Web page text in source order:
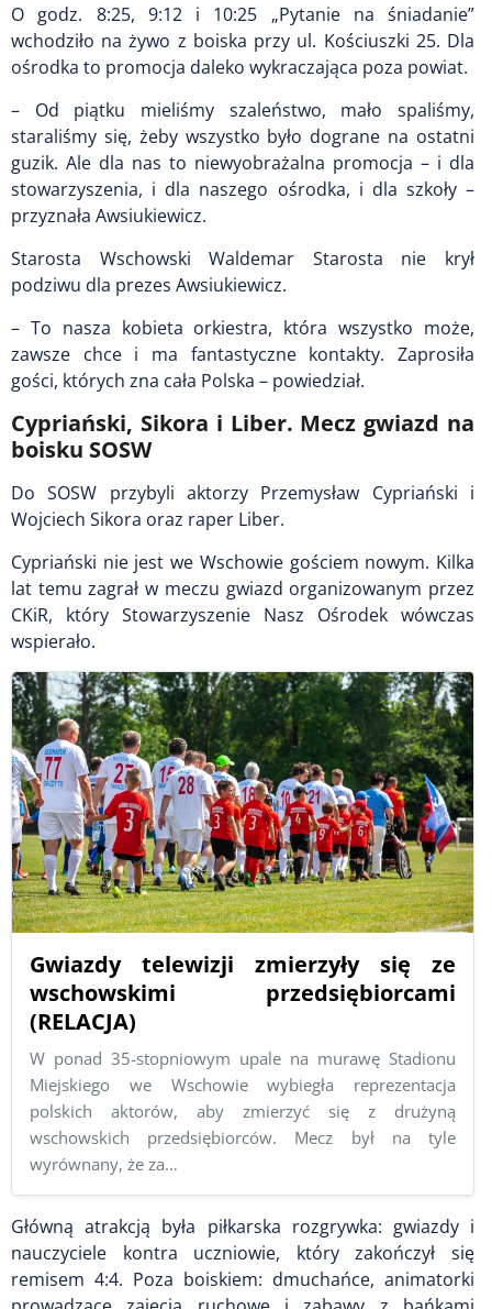
O godz. 8:25, 9:12 i 10:25 „Pytanie na śniadanie”
wchodziło na żywo z boiska przy ul. Kościuszki 25. Dla
ośrodka to promocja daleko wykraczająca poza powiat.
– Od piątku mieliśmy szaleństwo, mało spaliśmy,
staraliśmy się, żeby wszystko było dograne na ostatni
guzik. Ale dla nas to niewyobrażalna promocja – i dla
stowarzyszenia, i dla naszego ośrodka, i dla szkoły –
przyznała Awsiukiewicz.
Starosta Wschowski Waldemar Starosta nie krył
podziwu dla prezes Awsiukiewicz.
– To nasza kobieta orkiestra, która wszystko może,
zawsze chce i ma fantastyczne kontakty. Zaprosiła
gości, których zna cała Polska – powiedział.
Cypriański, Sikora i Liber. Mecz gwiazd na
boisku SOSW
Do SOSW przybyli aktorzy Przemysław Cypriański i
Wojciech Sikora oraz raper Liber.
Cypriański nie jest we Wschowie gościem nowym. Kilka
lat temu zagrał w meczu gwiazd organizowanym przez
CKiR, który Stowarzyszenie Nasz Ośrodek wówczas
wspierało.
Gwiazdy telewizji zmierzyły się ze
wschowskimi przedsiębiorcami
(RELACJA)
W ponad 35-stopniowym upale na murawę Stadionu
Miejskiego we Wschowie wybiegła reprezentacja
polskich aktorów, aby zmierzyć się z drużyną
wschowskich przedsiębiorców. Mecz był na tyle
wyrównany, że za…
Główną atrakcją była piłkarska rozgrywka: gwiazdy i
nauczyciele kontra uczniowie, który zakończył się
remisem 4:4. Poza boiskiem: dmuchańce, animatorki